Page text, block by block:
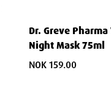
Dr. Greve
Night Mask 75ml
NOK 159.00